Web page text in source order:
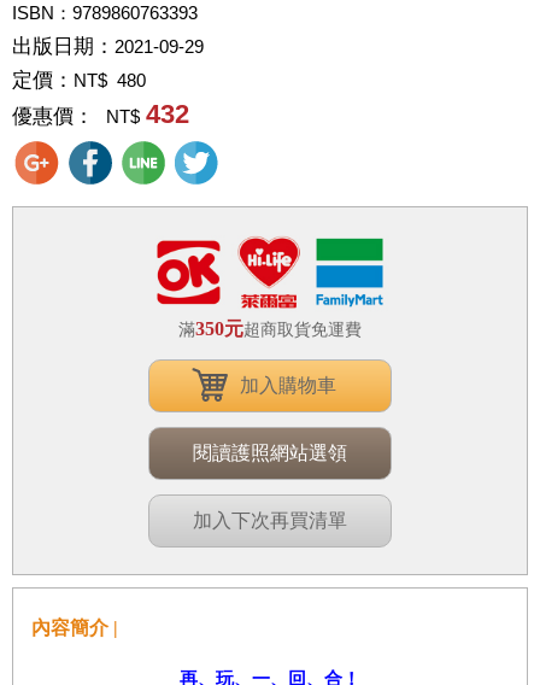
ISBN：9789860763393
出版日期： 2021-09-29
定價： NT$ 480
優惠價： NT$ 432
滿350元超商取貨免運費
加入購物車
閱讀護照網站選領
加入下次再買清單
內容簡介 |
再、玩、一、回、合！